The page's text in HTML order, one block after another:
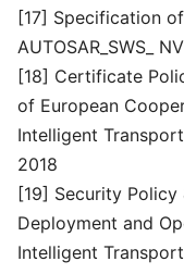
[17] Specification
AUTOSAR_SWS_
[18] Certificate
of European
Intelligent
2018
[19] Security
Deployment and
Intelligent